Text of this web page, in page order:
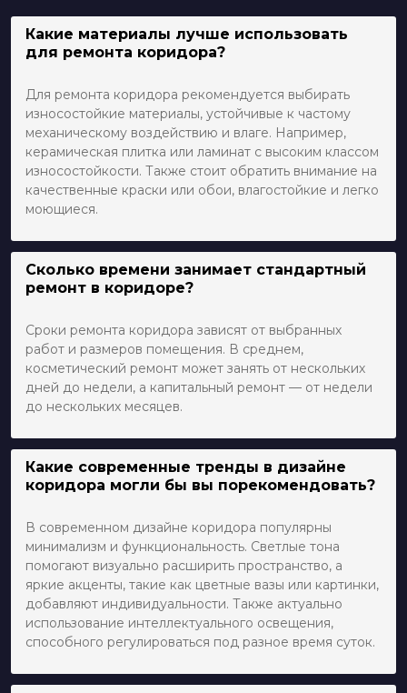
Какие материалы лучше использовать
для ремонта коридора?
Для ремонта коридора рекомендуется выбирать
износостойкие материалы, устойчивые к частому
механическому воздействию и влаге. Например,
керамическая плитка или ламинат с высоким классом
износостойкости. Также стоит обратить внимание на
качественные краски или обои, влагостойкие и легко
моющиеся.
Сколько времени занимает стандартный
ремонт в коридоре?
Сроки ремонта коридора зависят от выбранных
работ и размеров помещения. В среднем,
косметический ремонт может занять от нескольких
дней до недели, а капитальный ремонт — от недели
до нескольких месяцев.
Какие современные тренды в дизайне
коридора могли бы вы порекомендовать?
В современном дизайне коридора популярны
минимализм и функциональность. Светлые тона
помогают визуально расширить пространство, а
яркие акценты, такие как цветные вазы или картинки,
добавляют индивидуальности. Также актуально
использование интеллектуального освещения,
способного регулироваться под разное время суток.